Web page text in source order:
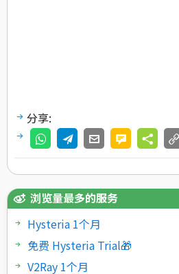
分享:
浏览量最多的服务
Hysteria 1个月
免费 Hysteria Trial🎁
V2Ray 1个月